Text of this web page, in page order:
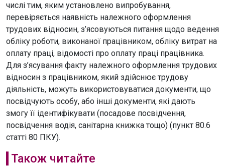
числі тим, яким установлено випробування,
перевіряється наявність належного оформлення
трудових відносин, з’ясовуються питання щодо ведення
обліку роботи, виконаної працівником, обліку витрат на
оплату праці, відомості про оплату праці працівника.
Для з’ясування факту належного оформлення трудових
відносин з працівником, який здійснює трудову
діяльність, можуть використовуватися документи, що
посвідчують особу, або інші документи, які дають
змогу її ідентифікувати (посадове посвідчення,
посвідчення водія, санітарна книжка тощо) (пункт 80.6
статті 80 ПКУ).
Також читайте